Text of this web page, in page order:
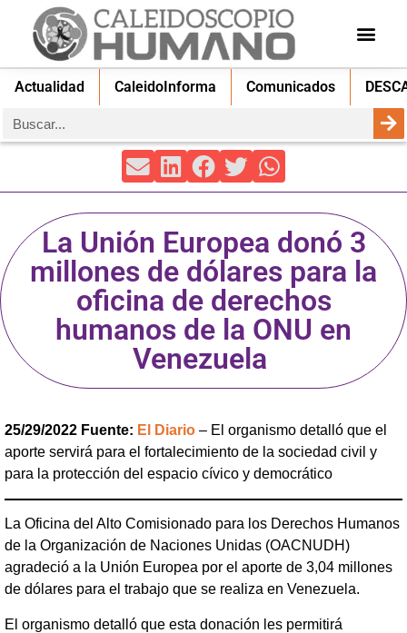
Actualidad CaleidoInforma Comunicados
La Unión Europea donó 3
millones de dólares para la
oficina de derechos
humanos de la ONU en
Venezuela
25/29/2022 Fuente: El Diario – El organismo detalló que el
aporte servirá para el fortalecimiento de la sociedad civil y
para la protección del espacio cívico y democrático
La Oficina del Alto Comisionado para los Derechos Humanos
de la Organización de Naciones Unidas (OACNUDH)
agradeció a la Unión Europea por el aporte de 3,04 millones
de dólares para el trabajo que se realiza en Venezuela.
El organismo detalló que esta donación les permitirá